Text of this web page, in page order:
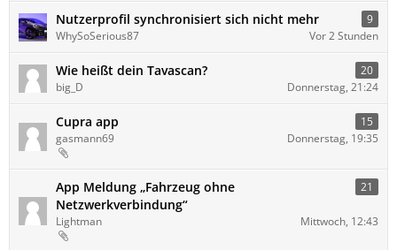
Nutzerprofil synchronisiert sich nicht mehr
9
WhySoSerious87
Vor 2 Stunden
Wie heißt dein Tavascan?
20
big_D
Donnerstag, 21:24
Cupra app
15
gasmann69
Donnerstag, 19:35
App Meldung „Fahrzeug ohne
Netzwerkverbindung“
21
Lightman Mittwoch, 12:43